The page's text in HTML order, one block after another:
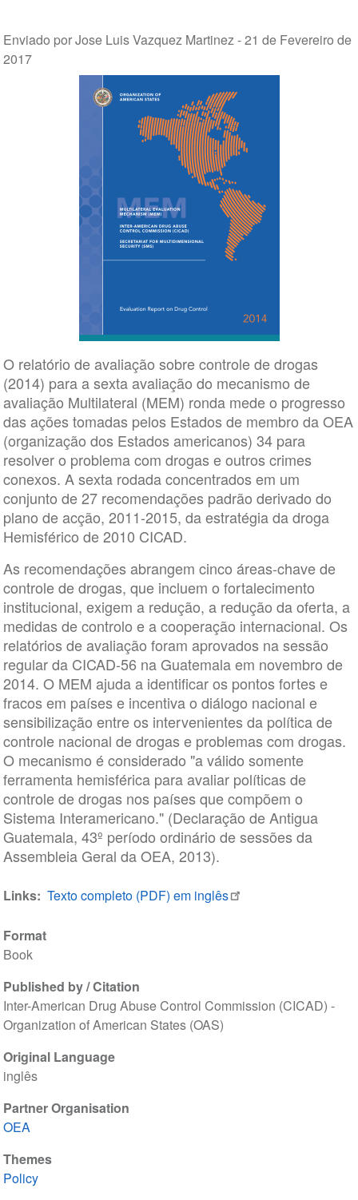
Format
Book
Published by / Citation
Inter-American Drug Abuse Control Commission (CICAD) -
Organization of American States (OAS)
Original Language
inglês
Partner Organisation
OEA
Themes
Policy
Enviado por Jose Luis Vazquez Martinez -21 de Fevereiro de
2017
O relatório de avaliação sobre controle de drogas
(2014) para a sexta avaliação do mecanismo de
avaliação Multilateral (MEM) ronda mede o progresso
das ações tomadas pelos Estados de membro da OEA
(organização dos Estados americanos) 34 para
resolver o problema com drogas e outros crimes
conexos. A sexta rodada concentrados em um
conjunto de 27 recomendações padrão derivado do
plano de acção, 2011-2015, da estratégia da droga
Hemisférico de 2010 CICAD.
As recomendações abrangem cinco áreas-chave de
controle de drogas, que incluem o fortalecimento
institucional, exigem a redução, a redução da oferta, a
medidas de controlo e a cooperação internacional. Os
relatórios de avaliação foram aprovados na sessão
regular da CICAD-56 na Guatemala em novembro de
2014. O MEM ajuda a identificar os pontos fortes e
fracos em países e incentiva o diálogo nacional e
sensibilização entre os intervenientes da política de
controle nacional de drogas e problemas com drogas.
O mecanismo é considerado "a válido somente
ferramenta hemisférica para avaliar políticas de
controle de drogas nos países que compõem o
Sistema Interamericano." (Declaração de Antigua
Guatemala, 43º período ordinário de sessões da
Assembleia Geral da OEA, 2013).
Links Texto completo (PDF) em inglês